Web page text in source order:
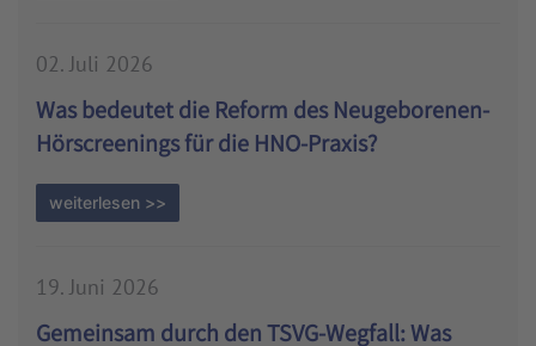
02. Juli 2026
Was bedeutet die Reform des Neugeborenen-
Hörscreenings für die HNO-Praxis?
weiterlesen >>
19. Juni 2026
Gemeinsam durch den TSVG-Wegfall: Was